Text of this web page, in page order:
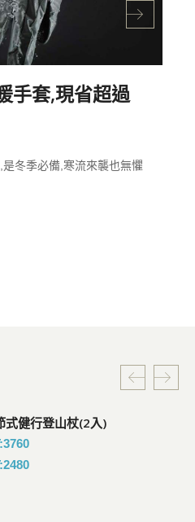
手套,現省超過
冬季必備,寒流來襲也無懼
式健行登山杖(2入)